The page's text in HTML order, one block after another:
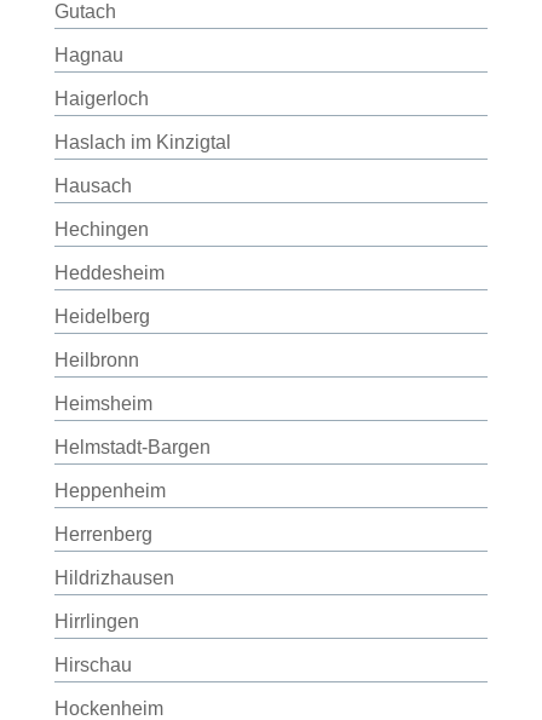
Gutach
Hagnau
Haigerloch
Haslach im Kinzigtal
Hausach
Hechingen
Heddesheim
Heidelberg
Heilbronn
Heimsheim
Helmstadt-Bargen
Heppenheim
Herrenberg
Hildrizhausen
Hirrlingen
Hirschau
Hockenheim